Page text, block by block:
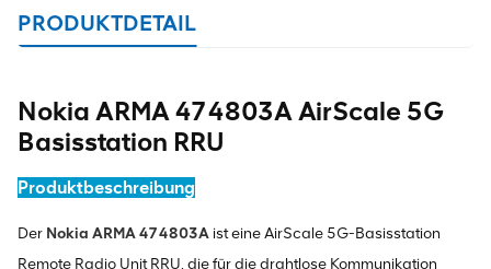
PRODUKTDETAIL
Nokia ARMA 474803A AirScale 5G
Basisstation RRU
Produktbeschreibung
Der Nokia ARMA 474803A ist eine AirScale 5G-Basisstation
Remote Radio Unit RRU, die für die drahtlose Kommunikation